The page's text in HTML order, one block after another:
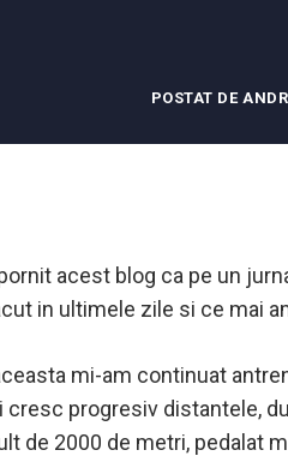
POSTAT DE
acest blog ca pe un
in ultimele zile si ce mai
mi-am continuat
cresc progresiv distantele,
de 2000 de metri, pedalat